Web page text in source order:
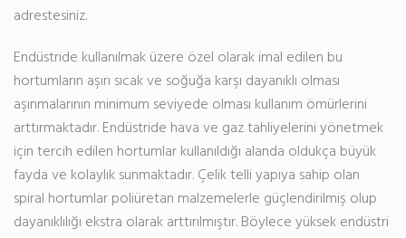
adrestesiniz.
Endüstride kullanılmak üzere özel olarak imal edilen bu
hortumların aşırı sıcak ve soğuğa karşı dayanıklı olması
aşınmalarının minimum seviyede olması kullanım ömürlerini
arttırmaktadır. Endüstride hava ve gaz tahliyelerini yönetmek
için tercih edilen hortumlar kullanıldığı alanda oldukça büyük
fayda ve kolaylık sunmaktadır. Çelik telli yapıya sahip olan
spiral hortumlar poliüretan malzemelerle güçlendirilmiş olup
dayanıklılığı ekstra olarak arttırılmıştır. Böylece yüksek endüstri